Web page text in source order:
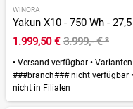
WINORA
Yakun X10 - 750 Wh -
1.999,50 € 3.999,- €²
• Versand verfügbar •
###branch### nicht verfügbar •
nicht in Filialen